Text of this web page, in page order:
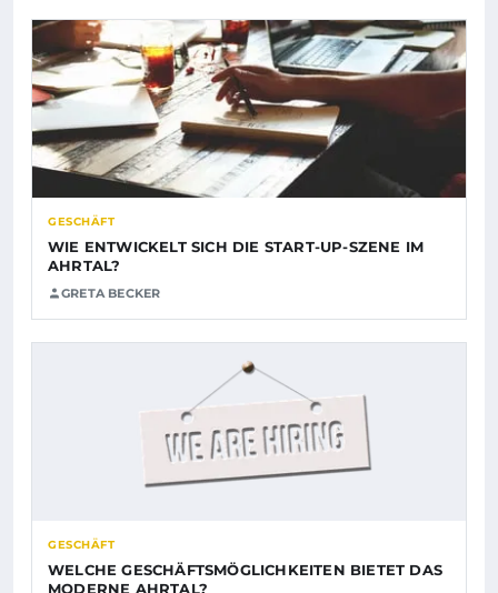
GESCHÄFT
WIE ENTWICKELT SICH DIE START-UP-SZENE IM
AHRTAL?
GRETA BECKER
GESCHÄFT
WELCHE GESCHÄFTSMÖGLICHKEITEN BIETET DAS
MODERNE AHRTAL?